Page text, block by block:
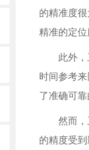
的精准度
精准的定
此外
时间参考
了准确可靠
然而
的精度受